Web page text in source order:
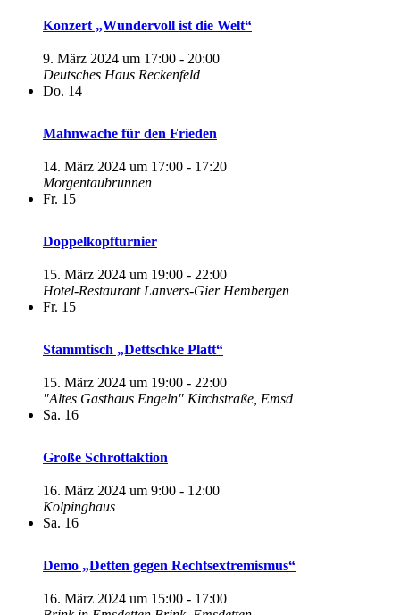
Konzert „Wundervoll ist die Welt“
9. März 2024 um 17:00 - 20:00
Deutsches Haus Reckenfeld
Do. 14
Mahnwache für den Frieden
14. März 2024 um 17:00 - 17:20
Morgentaubrunnen
Fr. 15
Doppelkopfturnier
15. März 2024 um 19:00 - 22:00
Hotel-Restaurant Lanvers-Gier Hembergen
Fr. 15
Stammtisch „Dettschke Platt“
15. März 2024 um 19:00 - 22:00
"Altes Gasthaus Engeln" Kirchstraße, Emsd
Sa. 16
Große Schrottaktion
16. März 2024 um 9:00 - 12:00
Kolpinghaus
Sa. 16
Demo „Detten gegen Rechtsextremismus“
16. März 2024 um 15:00 - 17:00